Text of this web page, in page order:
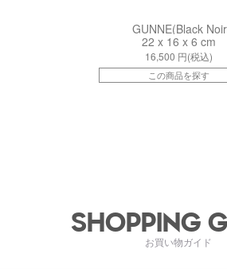
GUNNE(Black
22 x 16 x 6 cm
16,500 円(税込)
この商品を探す
SHOPPING
お買い物ガイド